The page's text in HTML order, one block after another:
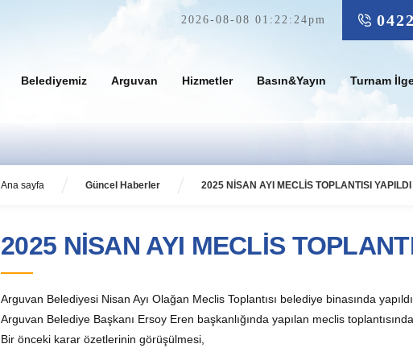
2026-08-08 01:22:24pm
Belediyemiz Arguvan Hizmetler Basın&Yayın Turnam
Ana sayfa Güncel Haberler 2025 NİSAN AYI MECLİS TOPLANTISI YAPILDI
2025 NİSAN AYI MECLİS
Arguvan Belediyesi Nisan Ayı Olağan Meclis Toplantısı belediye binasında yapıldı.
Arguvan Belediye Başkanı Ersoy Eren başkanlığında yapılan meclis
Bir önceki karar özetlerinin görüşülmesi,